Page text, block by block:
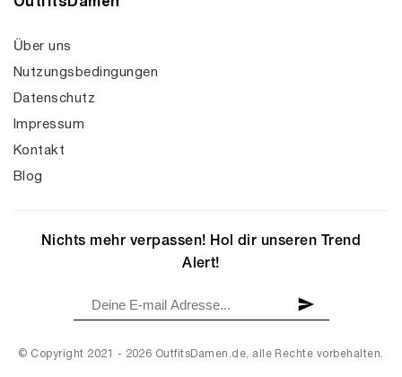
OutfitsDamen
Über uns
Nutzungsbedingungen
Datenschutz
Impressum
Kontakt
Blog
© Copyright 2021 - 2026 OutfitsDamen.de, alle Rechte vorbehalten.
Nichts mehr verpassen! Hol dir unseren Trend
Alert!